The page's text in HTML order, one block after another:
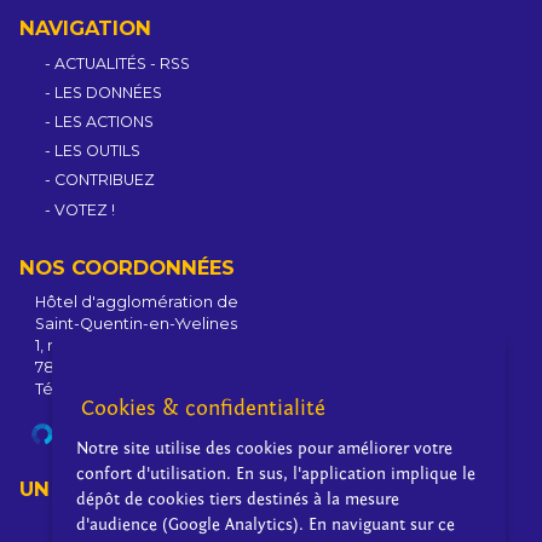
NAVIGATION
ACTUALITÉS - RSS
LES DONNÉES
LES ACTIONS
LES OUTILS
CONTRIBUEZ
VOTEZ !
NOS COORDONNÉES
Hôtel d'agglomération de
Saint-Quentin-en-Yvelines
1, rue Eugène-Hénaff - BP 10118
78192 Trappes Cedex - France
Tél : +33 1 39 44 80 80
UN PROJET PORTÉ PAR
Cookies & confidentialité
Notre site utilise des cookies pour améliorer votre
confort d'utilisation. En sus, l'application implique le
dépôt de cookies tiers destinés à la mesure
d'audience (Google Analytics). En naviguant sur ce